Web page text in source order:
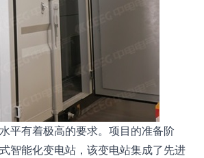
平有着极高的要求。项目的准备阶
智能化变电站，该变电站集成了先进